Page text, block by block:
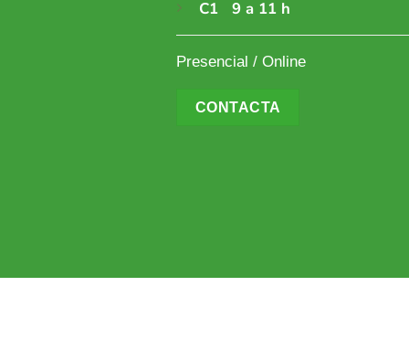
C1 9 a 11 h
Presencial / Online
CONTACTA